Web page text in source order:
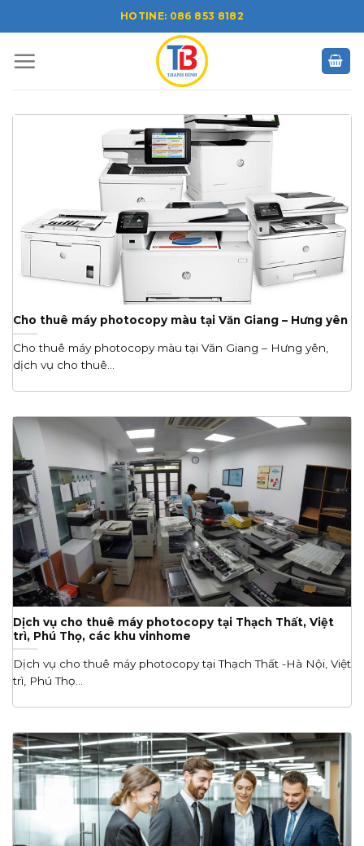
to
content
HOTINE: 086 853 8182
Cho thuê máy photocopy màu tại Văn Giang – Hưng yên
Cho thuê máy photocopy màu tại Văn Giang – Hưng yên,
dịch vụ cho thuê...
Dịch vụ cho thuê máy photocopy tại Thạch Thất, Việt
trì, Phú Thọ, các khu vinhome
Dịch vụ cho thuê máy photocopy tại Thạch Thất -Hà Nội, Việt
trì, Phú Thọ...